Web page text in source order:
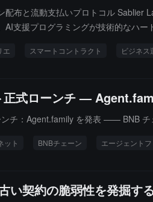
配布と流動支払いプロトコル Sablier
AI支援プログラミングが技術的なハ
いことを強調しています。しかし
エ スマートコントラクト ビジネス
正式ローンチ —
チ：Agent.family を発表 —— BNB
ット BNBチェーン エージェント
い契約の脆弱性を発掘す